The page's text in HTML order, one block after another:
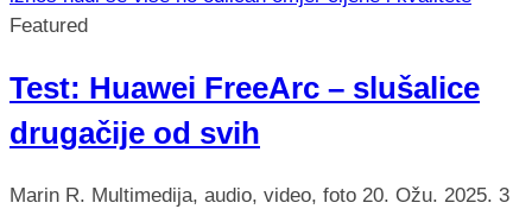
Featured
Test: Huawei FreeArc – slušalice
drugačije od svih
Marin R. Multimedija, audio, video, foto 20. Ožu. 2025. 3